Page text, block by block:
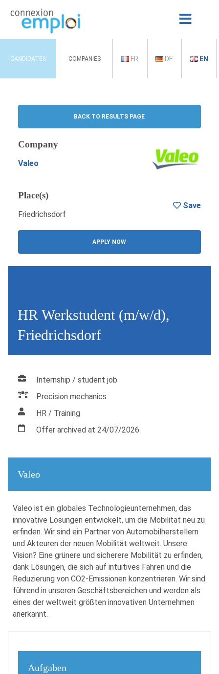
CANDIDATES COMPANIES FR DE EN
BACK TO RESULTS PAGE
Company
Valeo
Place(s)
Friedrichsdorf
APPLY NOW
Save
HR Werkstudent (m/w/d),
Friedrichsdorf
Internship / student job
Precision mechanics
HR / Training
Offer archived at 24/07/2026
Valeo
Valeo ist ein globales Technologieunternehmen, das
innovative Lösungen entwickelt, um die Mobilität neu zu
erfinden. Wir sind ein Partner von Automobilherstellern
und Akteuren der neuen Mobilität weltweit. Unsere
Vision? Eine grünere und sicherere Mobilität zu erfinden,
dank Lösungen, die sich auf intuitives Fahren und die
Reduzierung von CO2-Emissionen konzentrieren. Wir sind
führend in unseren Geschäftsbereichen und werden als
eines der weltweit größten innovativen Unternehmen
anerkannt.
Aufgaben